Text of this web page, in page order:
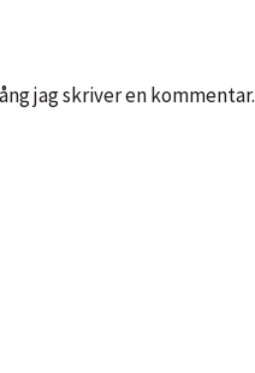
jag skriver en kommentar.